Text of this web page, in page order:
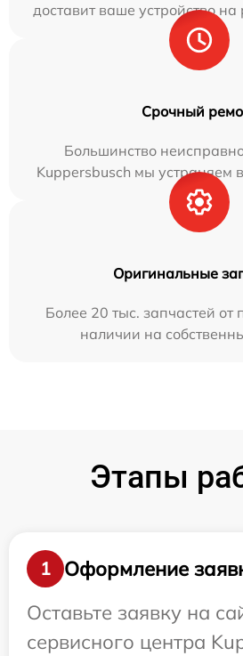
доставит ваше устройство
Срочный
Большинство
Kuppersbusch мы устраняем
Оригинальные
Более 20 тыс. запчастей от
наличии на
Этапы
1
Оформление
Оставьте заявку на
сервисного центра